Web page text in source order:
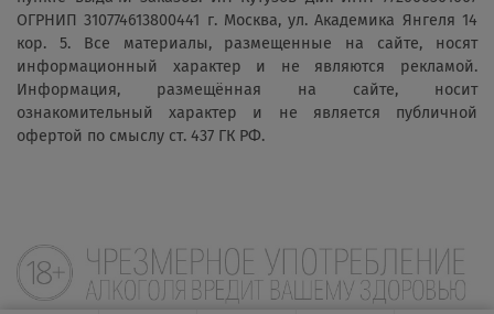
ОГРНИП 310774613800441 г. Москва, ул. Академика Янгеля 14
кор. 5. Все материалы, размещенные на сайте, носят
информационный характер и не являются рекламой.
Информация, размещённая на сайте, носит
ознакомительный характер и не является публичной
офертой по смыслу ст. 437 ГК РФ.